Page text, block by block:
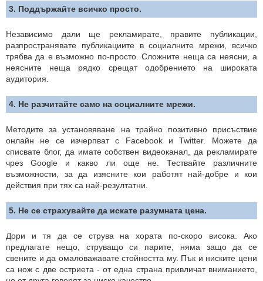
3. Поддържайте всичко просто.
Независимо дали ще рекламирате, правите публикации,
разпространявате публикациите в социалните мрежи, всичко
трябва да е възможно по-просто. Сложните неща са неясни, а
неясните неща рядко срещат одобрението на широката
аудитория.
4. Не разчитайте само на социалните мрежи.
Методите за установяване на трайно позитивно присъствие
онлайн не се изчерпват с Facebook и Twitter. Можете да
списвате блог, да имате собствен видеоканал, да рекламирате
чрез Google и какво ли още не. Тествайте различните
възможности, за да изясните кои работят най-добре и кои
действия при тях са най-резултатни.
5. Не се страхувайте да искате разумната цена.
Дори и тя да се струва на хората по-скоро висока. Ако
предлагате нещо, струващо си парите, няма защо да се
свените и да омаловажавате стойността му. Пък и ниските цени
са нож с две остриета - от една страна привличат вниманието,